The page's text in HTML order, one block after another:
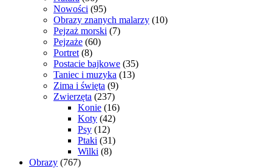
Nowości (95)
Obrazy znanych malarzy (10)
Pejzaż morski (7)
Pejzaże (60)
Portret (8)
Postacie bajkowe (35)
Taniec i muzyka (13)
Zima i święta (9)
Zwierzęta (237)
Konie (16)
Koty (42)
Psy (12)
Ptaki (31)
Wilki (8)
Obrazy (767)